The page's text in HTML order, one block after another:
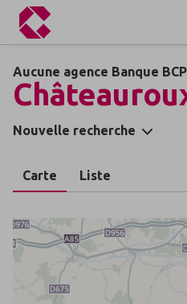
Aucune agence Banque
Nouvelle recherche
Carte Liste